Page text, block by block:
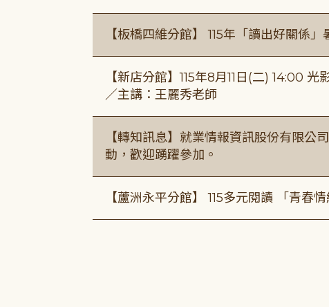
【板橋四維分館】 115年「讀出好關係
【新店分館】115年8月11日(二) 14:00
／主講：王麗秀老師
【轉知訊息】就業情報資訊股份有限公
動，歡迎踴躍參加。
【蘆洲永平分館】 115多元閱讀 「青春